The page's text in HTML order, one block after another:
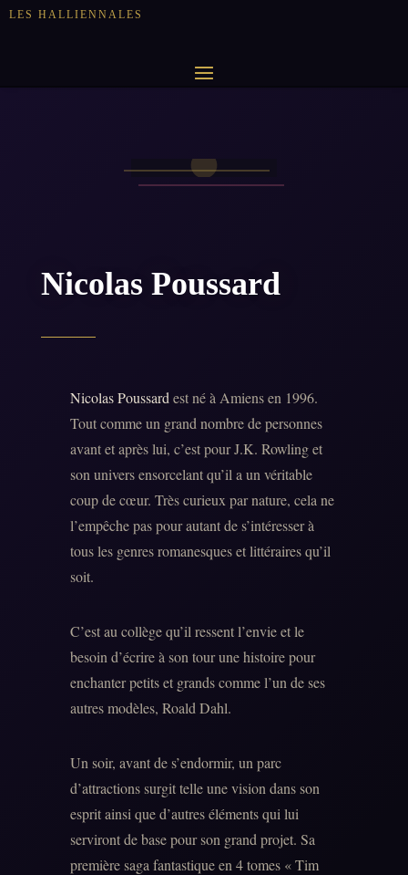
LES HALLIENNALES
Nicolas Poussard
Nicolas Poussard est né à Amiens en 1996.
Tout comme un grand nombre de personnes
avant et après lui, c’est pour J.K. Rowling et
son univers ensorcelant qu’il a un véritable
coup de cœur. Très curieux par nature, cela ne
l’empêche pas pour autant de s’intéresser à
tous les genres romanesques et littéraires qu’il
soit.
C’est au collège qu’il ressent l’envie et le
besoin d’écrire à son tour une histoire pour
enchanter petits et grands comme l’un de ses
autres modèles, Roald Dahl.
Un soir, avant de s’endormir, un parc
d’attractions surgit telle une vision dans son
esprit ainsi que d’autres éléments qui lui
serviront de base pour son grand projet. Sa
première saga fantastique en 4 tomes « Tim